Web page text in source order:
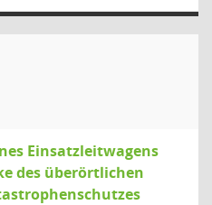
Einsatzleitwagens
des überörtlichen